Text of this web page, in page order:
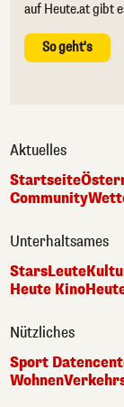
auf Heute.at gibt
So geht's
Aktuelles
Startseite
Community
Unterhaltsames
StarsLeute
Heute Kino
Nützliches
Sport
Wohnen